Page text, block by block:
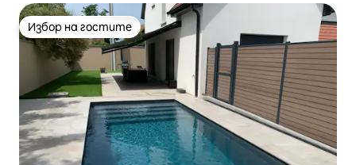
Избор на гостите
Избор на гостите